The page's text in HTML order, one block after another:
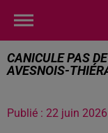
CANICULE PAS
AVESNOIS-
Publié : 22 juin